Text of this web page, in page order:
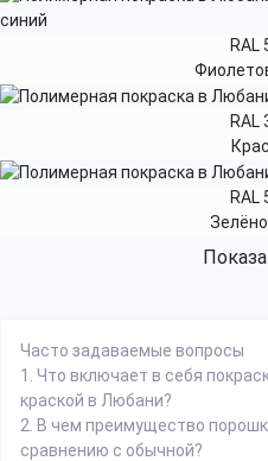
RAL
RAL
RAL
Часто задаваемые вопросы
1.
Что включает в себя
краской в Любани?
2. В чем преимущество
сравнению с обычной?